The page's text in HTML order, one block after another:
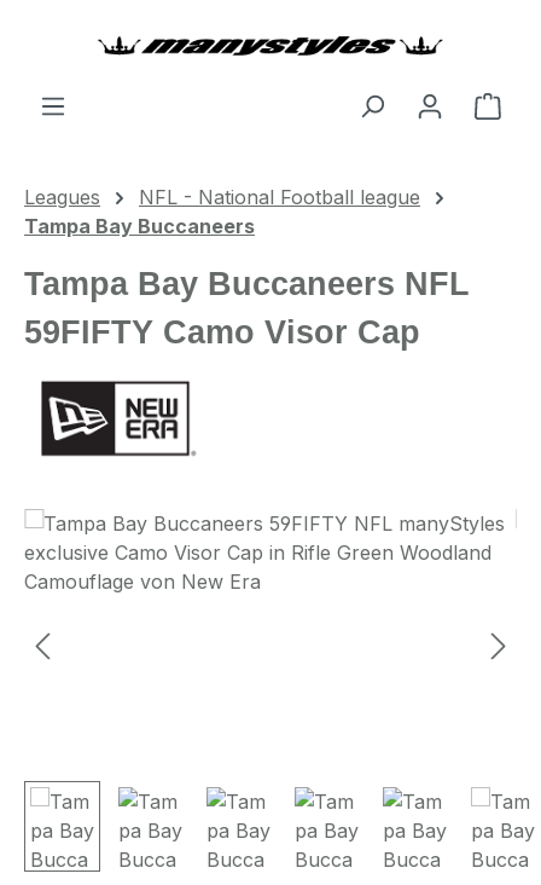
Leagues
NFL - National Football league
Tampa Bay Buccaneers
Tampa Bay Buccaneers NFL
59FIFTY Camo Visor Cap
Bildergalerie überspringen